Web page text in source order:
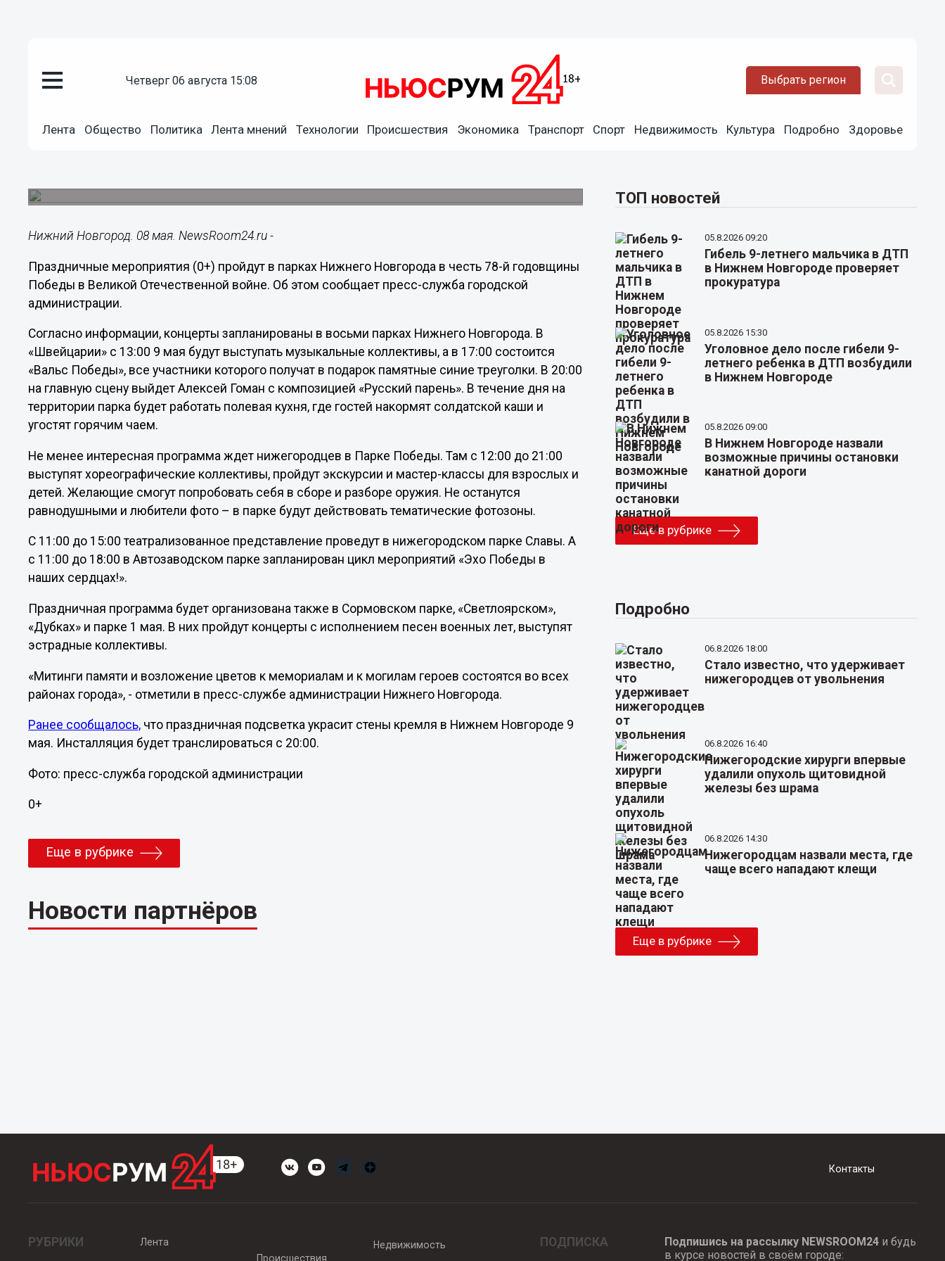
четверг 06 августа 15:08 Выбрать регион
Лента Общество Политика Лента мнений Технологии Происшествия Экономика Транспорт Спорт Недвижимость Культура Подробно Здоровье
Праздничные концерты и мастер-классы пройдут в
Нижний Новгород. 08 мая. NewsRoom24.ru -
Праздничные мероприятия (0+) пройдут в парках Нижнего Новгорода в честь 78-й годовщины
Победы в Великой Отечественной войне. Об этом сообщает пресс-служба городской
администрации.
Согласно информации, концерты запланированы в восьми парках Нижнего Новгорода. В
«Швейцарии» с 13:00 9 мая будут выступать музыкальные коллективы, а в 17:00 состоится
«Вальс Победы», все участники которого получат в подарок памятные синие треуголки. В 20:00
на главную сцену выйдет Алексей Гоман с композицией «Русский парень». В течение дня на
территории парка будет работать полевая кухня, где гостей накормят солдатской каши и
угостят горячим чаем.
Не менее интересная программа ждет нижегородцев в Парке Победы. Там с 12:00 до 21:00
выступят хореографические коллективы, пройдут экскурсии и мастер-классы для взрослых и
детей. Желающие смогут попробовать себя в сборе и разборе оружия. Не останутся
равнодушными и любители фото – в парке будут действовать тематические фотозоны.
С 11:00 до 15:00 театрализованное представление проведут в нижегородском парке Славы. А
с 11:00 до 18:00 в Автозаводском парке запланирован цикл мероприятий «Эхо Победы в
наших сердцах!».
Праздничная программа будет организована также в Сормовском парке, «Светлоярском»,
«Дубках» и парке 1 мая. В них пройдут концерты с исполнением песен военных лет, выступят
эстрадные коллективы.
«Митинги памяти и возложение цветов к мемориалам и к могилам героев состоятся во всех
районах города», - отметили в пресс-службе администрации Нижнего Новгорода.
Ранее сообщалось, что праздничная подсветка украсит стены кремля в Нижнем Новгороде 9
мая. Инсталляция будет транслироваться с 20:00.
Фото: пресс-служба городской администрации
0+
Еще в рубрике
Новости партнёров
ТОП новостей
05.8.2026 09:20
Гибель 9-летнего мальчика в ДТП
в Нижнем Новгороде проверяет
прокуратура
05.8.2026 15:30
Уголовное дело после гибели 9-
летнего ребенка в ДТП возбудили
в Нижнем Новгороде
05.8.2026 09:00
В Нижнем Новгороде назвали
возможные причины остановки
канатной дороги
Еще в рубрике
Подробно
06.8.2026 18:00
Стало известно, что удерживает
нижегородцев от увольнения
06.8.2026 16:40
Нижегородские хирурги впервые
удалили опухоль щитовидной
железы без шрама
06.8.2026 14:30
Нижегородцам назвали места, где
чаще всего нападают клещи
Еще в рубрике
Контакты
РУБРИКИ
Лента
Происшествия
Недвижимость ПОДПИСКА Подпишись на рассылку NEWSROOM24и будь
в курсе новостей в своём городе: